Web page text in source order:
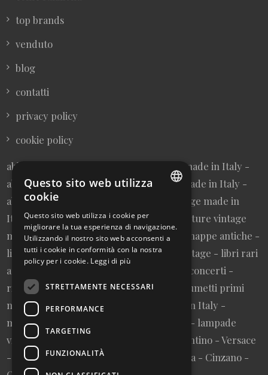
top brands
venduto
blog
contatti
privacy policy
cookie policy
abbigliamento donna vintage sartoriale made in Italy -
abbigliamento uomo vintage sartoriale made in Italy -
abbigliamento da collezione - borse vintage made in
Italy - cravatte vintage made in Italy - cinture vintage
made in Italy - collezionismo cartaceo - mappe antiche -
litografie e stampe antiche - cartoline vintage - libri rari
autografati fuori catalogo - memorabilia concerti -
riviste primi numeri annate complete - fumetti primi
numeri annate complete - design made in Italy -
modernariato - artigianato made in Italy - lampade
vintage - pubblicità vintage - vinile - Valentino - Versace
- Vespa - Fiat - Nutella - Campari - Gancia - Cinzano -
ENGLISH
Questo sito web utilizza
cookie
Questo sito web utilizza i cookie per
migliorare la tua esperienza di navigazione.
Utilizzando il nostro sito web acconsenti a
tutti i cookie in conformità con la nostra
policy per i cookie. Leggi di più
STRETTAMENTE NECESSARI
PERFORMANCE
TARGETING
FUNZIONALITÀ